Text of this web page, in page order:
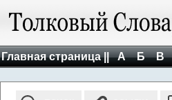
Главная страница || А Б В